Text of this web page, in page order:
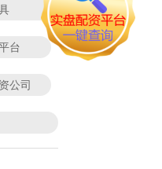
台
公司